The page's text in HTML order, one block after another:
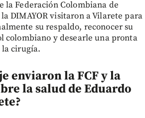
la Federación Colombiana de
DIMAYOR visitaron a Vilarete para
su respaldo, reconocer su
colombiano y desearle una pronta
cirugía.
enviaron la FCF y la
la salud de Eduardo